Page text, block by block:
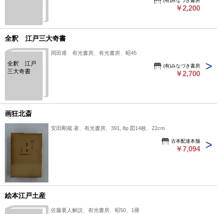
￥2,200
全釈 江戸三大奇書
全釈 江戸
三大奇書
岡田甫 有光書房、有光書房、昭45
(有)みなづき書房
￥2,700
画狂北斎
安田剛蔵 著、有光書房、391, 8p 図14枚、22cm
古本配達本舗
￥7,094
絵本江戸土産
佐藤要人解説、有光書房、昭50、1冊